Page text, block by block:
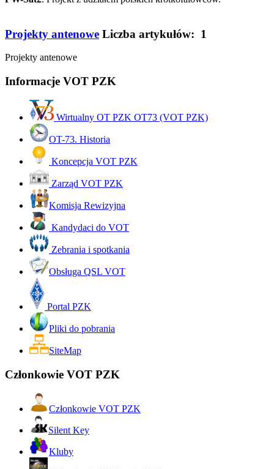
Projekty antenowe Liczba artykułów: 1
Projekty antenowe
Informacje VOT PZK
Wirtualny OT PZK OT73 (VOT PZK)
OT-73. Historia
Koncepcja VOT PZK
Zarząd VOT PZK
Komisja Rewizyjna
Kandydaci do VOT
Zebrania i spotkania
Obsługa QSL VOT
Portal PZK
Pliki do pobrania
SiteMap
Członkowie VOT PZK
Członkowie VOT PZK
Silent Key
Kluby